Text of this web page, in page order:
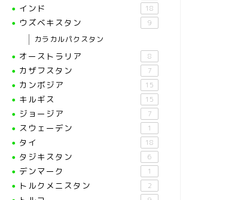
インド 18
ウズベキスタン 9
カラカルパクスタン
オーストラリア 8
カザフスタン 7
カンボジア 15
キルギス 15
ジョージア 7
スウェーデン 1
タイ 18
タジキスタン 6
デンマーク 1
トルクメニスタン 2